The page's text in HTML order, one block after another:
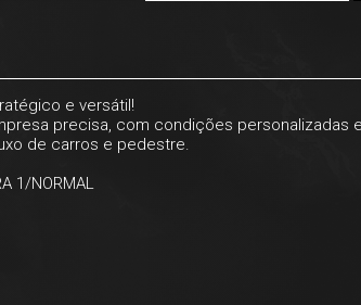
e versátil!
precisa, com condições personalizadas
de carros e pedestre.
1/NORMAL